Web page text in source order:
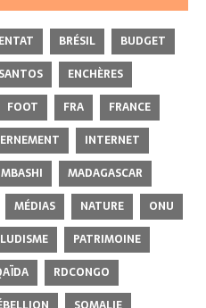
BRÉSIL
BUDGET
ENCHÈRES
FOOT FRA
FRANCE
INTERNET
MADAGASCAR
MÉDIAS NATURE
ONU
PATRIMOINE
RDCONGO